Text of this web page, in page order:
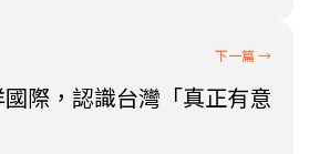
際，認識台灣「真正有意